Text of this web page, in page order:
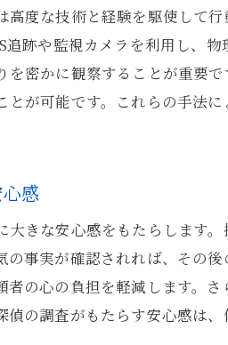
探偵が遭遇する
浮気の複雑化に
探偵の役割浮気調査
依頼者の不安を
探偵が提供する
浮気調査で探偵
度な技術と経験を駆使して
跡や監視カメラを利用し、
密かに観察することが重要
が可能です。これらの手法
感
きな安心感をもたらします
事実が確認されれば、その
の心の負担を軽減します。
の調査がもたらす安心感は